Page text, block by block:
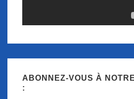
ABONNEZ-VOUS À
: